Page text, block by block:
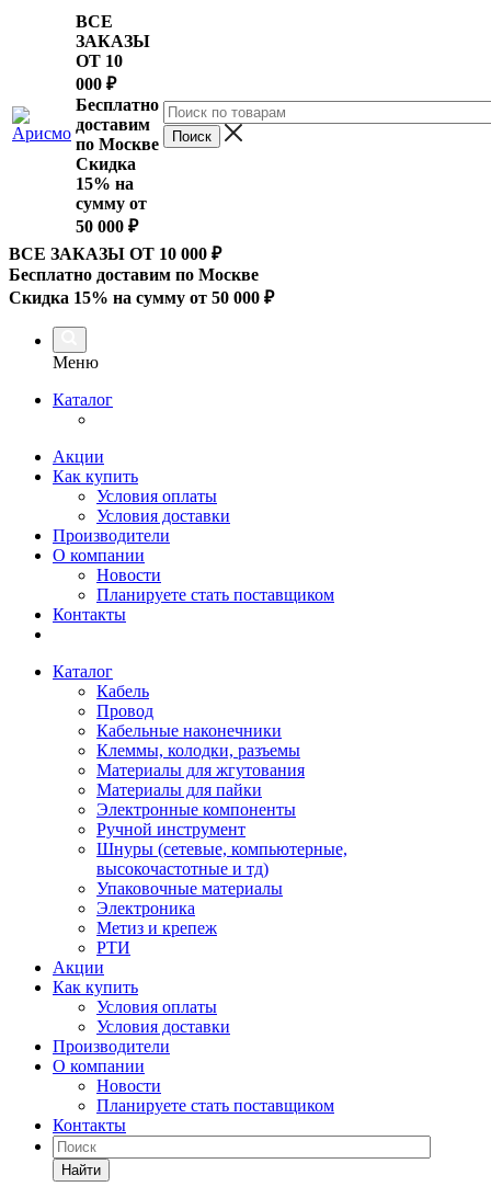
ВСЕ
ЗАКАЗЫ
ОТ 10
000 ₽
Бесплатно
доставим
по Москве
Скидка
15% на
сумму от
50 000 ₽
ВСЕ ЗАКАЗЫ ОТ 10 000 ₽
Бесплатно доставим по Москве
Скидка 15% на сумму от 50 000 ₽
Меню
Каталог
Акции
Как купить
Условия оплаты
Условия доставки
Производители
О компании
Новости
Планируете стать поставщиком
Контакты
Каталог
Кабель
Провод
Кабельные наконечники
Клеммы, колодки, разъемы
Материалы для жгутования
Материалы для пайки
Электронные компоненты
Ручной инструмент
Шнуры (сетевые, компьютерные,
высокочастотные и тд)
Упаковочные материалы
Электроника
Метиз и крепеж
РТИ
Акции
Как купить
Условия оплаты
Условия доставки
Производители
О компании
Новости
Планируете стать поставщиком
Контакты
Найти